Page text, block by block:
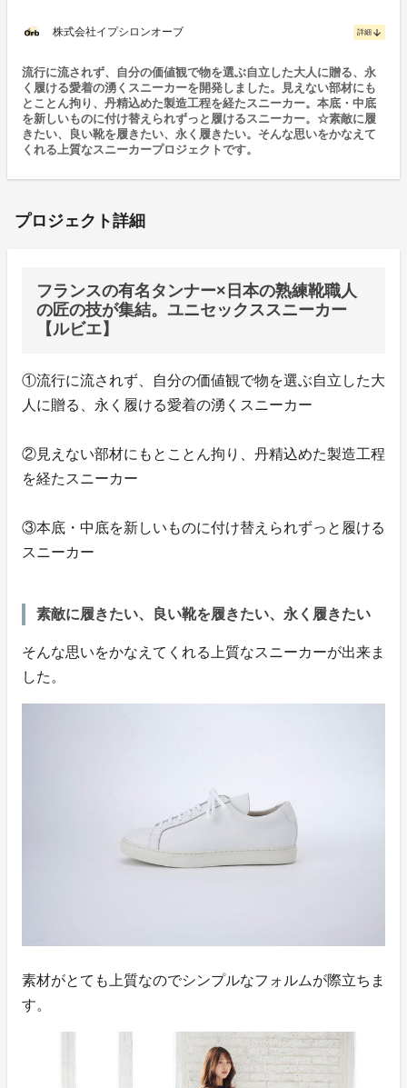
株式会社イプシロンオーブ 詳細 arrow_downward
流行に流されず、自分の価値観で物を選ぶ自立した大人に贈る、永
く履ける愛着の湧くスニーカーを開発しました。見えない部材にも
とことん拘り、丹精込めた製造工程を経たスニーカー。本底・中底
を新しいものに付け替えられずっと履けるスニーカー。☆素敵に履
きたい、良い靴を履きたい、永く履きたい。そんな思いをかなえて
くれる上質なスニーカープロジェクトです。
プロジェクト詳細
フランスの有名タンナー×日本の熟練靴職人
の匠の技が集結。ユニセックススニーカー
【ルビエ】
①流行に流されず、自分の価値観で物を選ぶ自立した大
人に贈る、永く履ける愛着の湧くスニーカー
②見えない部材にもとことん拘り、丹精込めた製造工程
を経たスニーカー
③本底・中底を新しいものに付け替えられずっと履ける
スニーカー
素敵に履きたい、良い靴を履きたい、永く履きたい
そんな思いをかなえてくれる上質なスニーカーが出来ま
した。
素材がとても上質なのでシンプルなフォルムが際立ちま
す。